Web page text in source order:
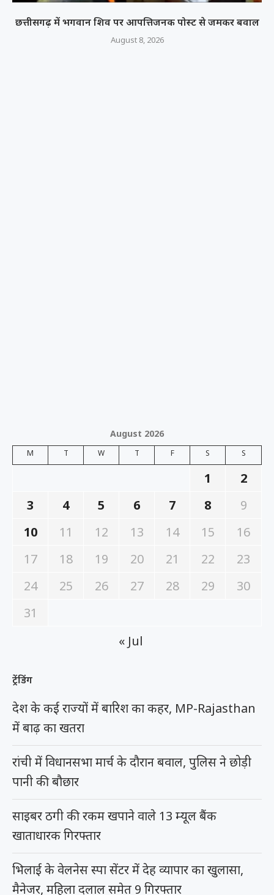
छत्तीसगढ़ में भगवान शिव पर आपत्तिजनक पोस्ट से जमकर बवाल
August 8, 2026
August 2026
M T W T F S S
1
2
3
4 5 6 7 8
9
10
11 12 13 14 15
16
17
18 19 20 21 22
23
24
25 26 27 28 29
30
31
« Jul
ट्रेंडिंग
देश के कई राज्यों में बारिश का कहर, MP-Rajasthan
में बाढ़ का खतरा
रांची में विधानसभा मार्च के दौरान बवाल, पुलिस ने छोड़ी
पानी की बौछार
साइबर ठगी की रकम खपाने वाले 13 म्यूल बैंक
खाताधारक गिरफ्तार
भिलाई के वेलनेस स्पा सेंटर में देह व्यापार का खुलासा,
मैनेजर, महिला दलाल समेत 9 गिरफ्तार